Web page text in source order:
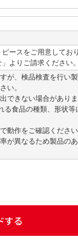
ースをご用意してお
よりご請求ください。
が、検品検査を行い
い。
できない場合がありま
食品の種類、形状
動作をご確認ください
が異なるため製品の
する